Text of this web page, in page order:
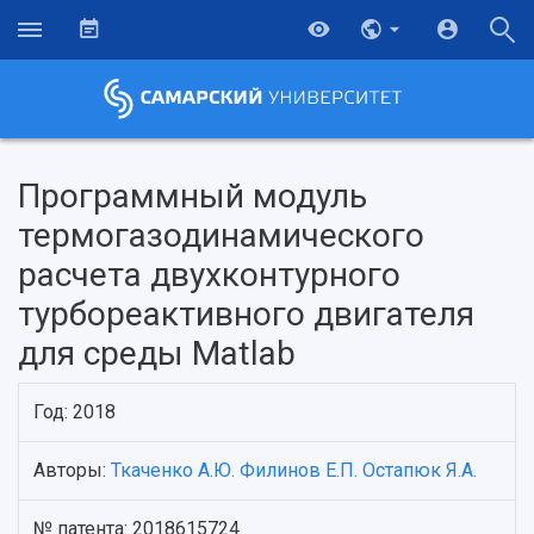
Об университете
Новости
Образование
Научно-исследовательская деятельность
Программный модуль
термогазодинамического
расчета двухконтурного
турбореактивного двигателя
для среды Matlab
Год: 2018
Авторы: Ткаченко А.Ю. Филинов Е.П. Остапюк Я.А.
№ патента: 2018615724